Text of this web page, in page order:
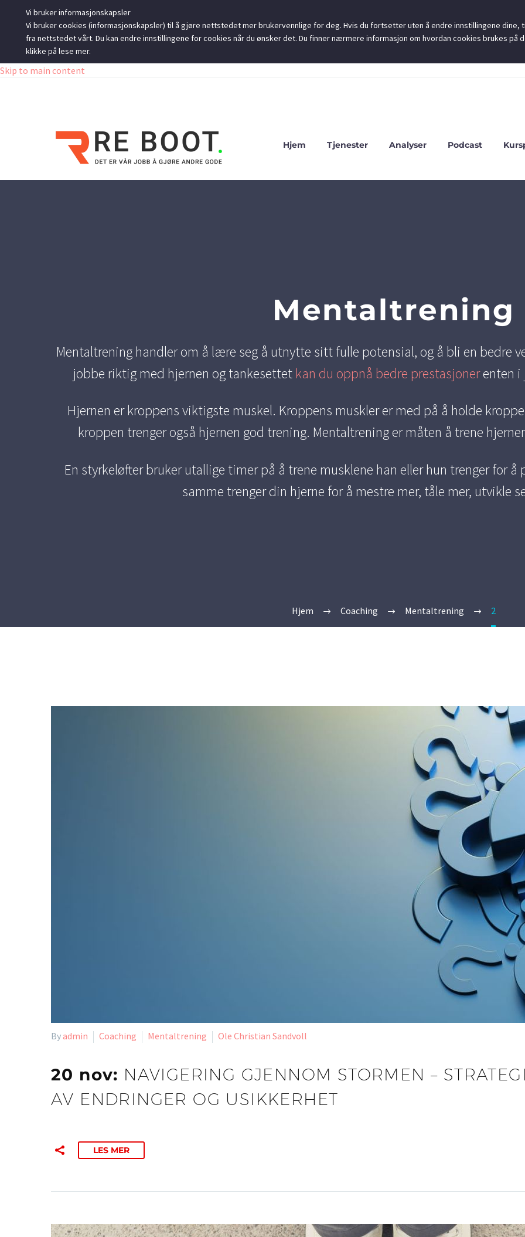
Skip to main content
Hjem Tjenester Analyser Podcast
Mentaltrening
Mentaltrening handler om å lære seg å utnytte sitt fulle potensial, og å bli en bedre
jobbe riktig med hjernen og tankesettetkan du oppnå bedre prestasjonerenten i
Hjernen er kroppens viktigste muskel. Kroppens muskler er med på å holde
kroppen trenger også hjernen god trening. Mentaltrening er måten å trene
En styrkeløfter bruker utallige timer på å trene musklene han eller hun trenger for å
samme trenger din hjerne for å mestre mer, tåle mer, utvikle
Hjem Coaching Mentaltrening 2
Byadmin Coaching Mentaltrening Ole Christian Sandvoll
20 nov: NAVIGERING GJENNOM STORMEN –
AV ENDRINGER OG USIKKERHET
LES MER
Vi bruker informasjonskapsler
Vi bruker cookies (informasjonskapsler) til å gjøre nettstedet mer brukervennlige for deg. Hvis du fortsetter uten å endre innstillingene dine,
fra nettstedet vårt. Du kan endre innstillingene for cookies når du ønsker det. Du finner nærmere informasjon om hvordan cookies brukes
klikke på lese mer.